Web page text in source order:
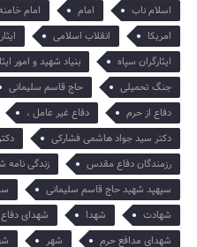
اسلام ناب امام امام
امریکا
انقلاب اسلامی ایثار
ایثارگران سپاه
بنیاد شهید و امور
جنگ تحمیلی
حاج قاسم سلیمانی
دفاع از حرم
دفاع غیر عامل ،
دکتر سید جواد هاشمی فشارکی
رزمندگان دفاع مقدس
زندگی نامه
سپهپد شهید حاج قاسم سلیمانی
شهادت
شهدا شهدای
شهدای مدافع حرم
شهر